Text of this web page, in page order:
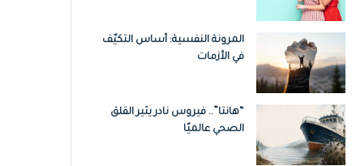
المرونة النفسية: أساس التكيّف
في الأزمات
“هانتا”.. فيروس نادر يثير القلق
الصحي عالميًا